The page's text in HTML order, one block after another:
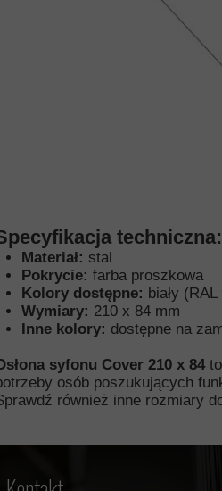
techniczna:
Materiał: stal
Pokrycie: farba proszkowa
Kolory dostępne: biały
Wymiary: 210 x 84 mm
Inne kolory: dostępne na
syfonu Cover 210 x 84to
osób poszukujących
również inne rozmiary